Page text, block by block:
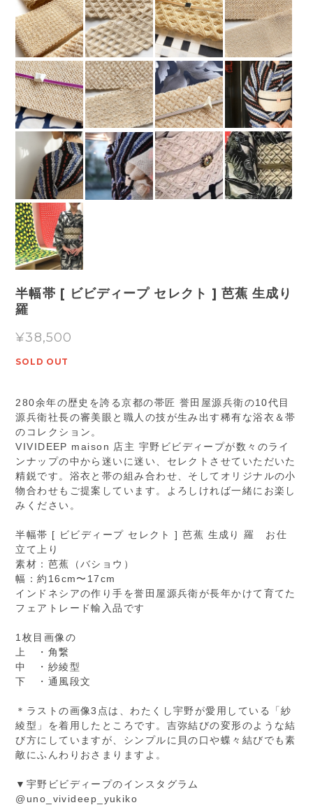
半幅帯 [ ビビディープ セレクト ] 芭蕉 生成り
羅
¥38,500
SOLD OUT
280余年の歴史を誇る京都の帯匠 誉田屋源兵衛の10代目
源兵衛社長の審美眼と職人の技が生み出す稀有な浴衣＆帯
のコレクション。
VIVIDEEP maison 店主 宇野ビビディープが数々のライ
ンナップの中から迷いに迷い、セレクトさせていただいた
精鋭です。浴衣と帯の組み合わせ、そしてオリジナルの小
物合わせもご提案しています。よろしければ一緒にお楽し
みください。
半幅帯 [ ビビディープ セレクト ] 芭蕉 生成り 羅 お仕
立て上り
素材：芭蕉（バショウ）
幅：約16cm〜17cm
インドネシアの作り手を誉田屋源兵衛が長年かけて育てた
フェアトレード輸入品です
1枚目画像の
上 ・角繋
中 ・紗綾型
下 ・通風段文
＊ラストの画像3点は、わたくし宇野が愛用している「紗
綾型」を着用したところです。吉弥結びの変形のような結
び方にしていますが、シンプルに貝の口や蝶々結びでも素
敵にふんわりおさまりますよ。
▼宇野ビビディープのインスタグラム
@uno_vivideep_yukiko